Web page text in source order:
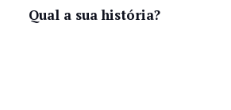
Qual a sua história?